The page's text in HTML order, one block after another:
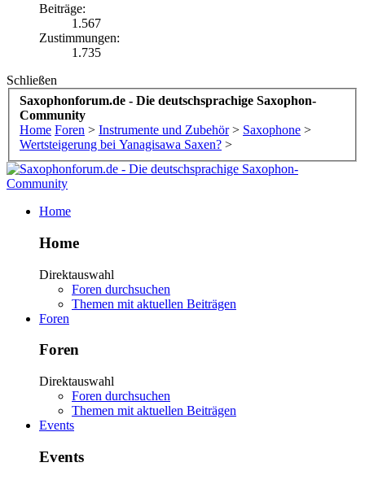
Beiträge:
1.567
Zustimmungen:
1.735
Schließen
Saxophonforum.de - Die deutschsprachige Saxophon-
Community
Home Foren > Instrumente und Zubehör > Saxophone >
Wertsteigerung bei Yanagisawa Saxen? >
Home
Home
Direktauswahl
Foren durchsuchen
Themen mit aktuellen Beiträgen
Foren
Foren
Direktauswahl
Foren durchsuchen
Themen mit aktuellen Beiträgen
Events
Events